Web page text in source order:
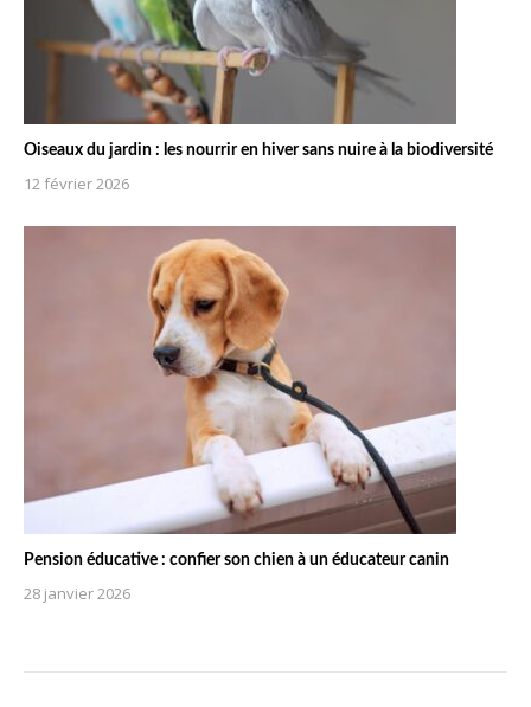
Oiseaux du jardin : les nourrir en hiver sans nuire à la biodiversité
12 février 2026
Pension éducative : confier son chien à un éducateur canin
28 janvier 2026